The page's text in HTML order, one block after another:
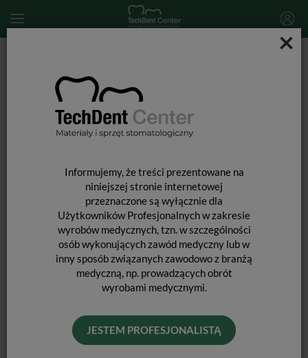
×
Informujemy, że treści prezentowane na
niniejszej stronie internetowej
przeznaczone są wyłącznie dla
Użytkowników Profesjonalnych w zakresie
wyrobów medycznych, tzn. w szczególności
osób wykonujących zawód medyczny lub w
inny sposób związanych zawodowo z branżą
medyczną, np. prowadzących obrót
wyrobami medycznymi.
JESTEM PROFESJONALISTĄ
Leki i preparaty stomatologiczne
Opalescence Endo - wybielanie zębów martwych / 1,2ml
OPALESCENCE ENDO - WYBIELANIE